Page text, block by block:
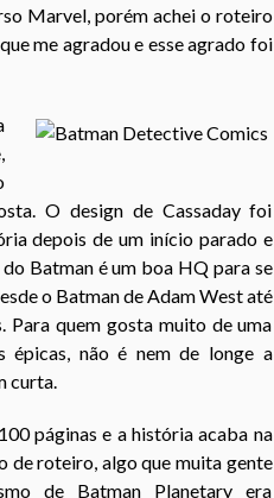
Marvel, porém achei o roteiro
me agradou e esse agrado foi
O design de Cassaday foi
depois de um início parado e
Batman é um boa HQ para se
o Batman de Adam West até
Para quem gosta muito de uma
épicas, não é nem de longe a
curta.
páginas e a história acaba na
de roteiro, algo que muita gente
de Batman Planetary era